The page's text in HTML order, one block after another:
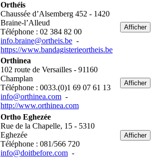
Orthéis
Chaussée d’Alsemberg 452 - 1420
Braine-l’Alleud
Téléphone : 02 384 82 00
info.braine@ortheis.be -
https://www.bandagisterieortheis.be
Afficher
Orthinea
102 route de Versailles - 91160
Champlan
Téléphone : 0033.(0)1 69 07 61 13
info@orthinea.com -
http://www.orthinea.com
Afficher
Ortho Eghezée
Rue de la Chapelle, 15 - 5310
Eghezée
Téléphone : 081/566 720
info@doitbefore.com -
Afficher